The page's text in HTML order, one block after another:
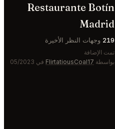
Restaurante Botín
Madrid
219 وجهات النظر الأخيرة
تمت الإضافة
بواسطة FlirtatiousCoal17 في 05/2023